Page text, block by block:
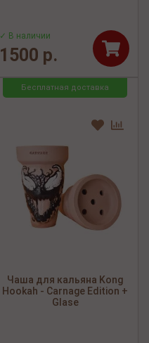
✓ В наличии
1500 р.
Бесплатная доставка
Чаша для кальяна Kong
Hookah - Carnage Edition +
Glase